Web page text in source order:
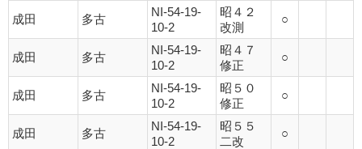
成田 多古
NI-54-19-
10-2
昭４２
改測
○
成田 多古
NI-54-19-
10-2
昭４７
修正
○
成田 多古
NI-54-19-
10-2
昭５０
修正
○
成田 多古
NI-54-19-
10-2
昭５５
二改
○